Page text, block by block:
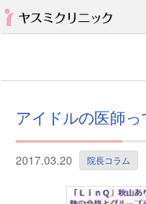
アイドルの医師っ
2017.03.20 院長コラム